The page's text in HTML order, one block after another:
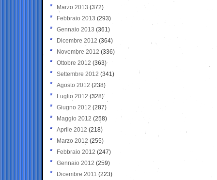
Marzo 2013 (372)
Febbraio 2013 (293)
Gennaio 2013 (361)
Dicembre 2012 (364)
Novembre 2012 (336)
Ottobre 2012 (363)
Settembre 2012 (341)
Agosto 2012 (238)
Luglio 2012 (328)
Giugno 2012 (287)
Maggio 2012 (258)
Aprile 2012 (218)
Marzo 2012 (255)
Febbraio 2012 (247)
Gennaio 2012 (259)
Dicembre 2011 (223)